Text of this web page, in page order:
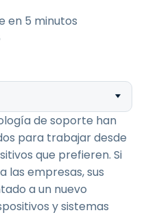
en 5 minutos
de soporte han
para trabajar desde
que prefieren. Si
las empresas, sus
a un nuevo
y sistemas